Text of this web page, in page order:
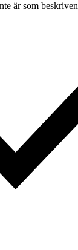
är som beskriven